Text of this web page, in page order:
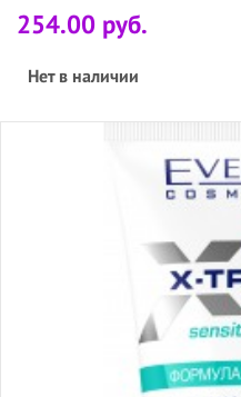
254.00 руб.
Нет в наличии